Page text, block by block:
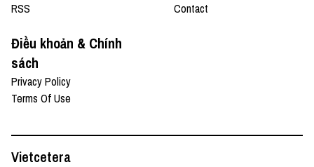
RSS
Contact
Điều khoản & Chính
sách
Privacy Policy
Terms Of Use
Vietcetera